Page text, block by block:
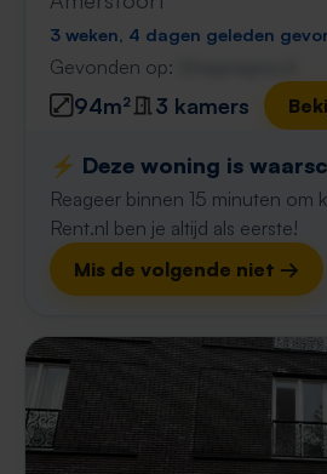
3 weken, 4 dagen geleden
Gevonden op:
94m² 3 kamers
⚡️ Deze woning is
Reageer binnen 15 minuten om
Rent.nl ben je altijd als eerste!
Mis de volgende niet →